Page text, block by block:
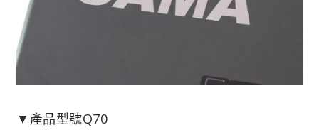
▼產品型號Q70